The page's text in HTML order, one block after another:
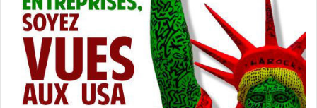
Administration) a donné son accord initial à la compagnie
Archer Aviation pour la mise en service de ses véhicules
volants pouvant transporter cinq passagers.
Archer s’est accordé avec l’entreprise de parkings REEF
afin d’utiliser les toits des parkings pour ses décollages et
atterrissages.